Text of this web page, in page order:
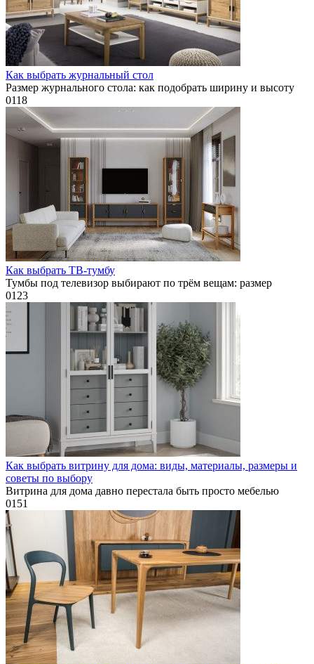
Как выбрать журнальный стол
Размер журнального стола: как подобрать ширину и высоту
0118
Как выбрать ТВ-тумбу
Тумбы под телевизор выбирают по трём вещам: размер
0123
Как выбрать витрину для дома: виды, материалы, размеры и
советы по выбору
Витрина для дома давно перестала быть просто мебелью
0151